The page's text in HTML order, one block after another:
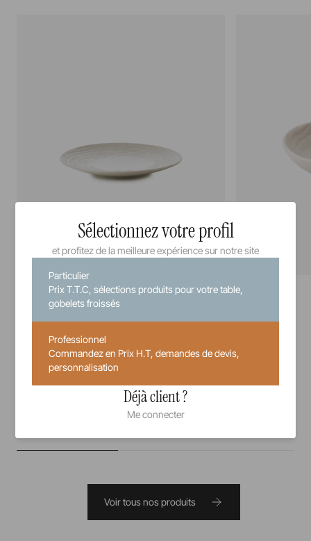
Arborescence
Assiette à dessert
Arborescence
Voir tous nos produits
Sélectionnez votre profil
et profitez de la meilleure expérience sur notre site
Particulier
Prix T.T.C, sélections produits pour votre table,
gobelets froissés
Professionnel
Commandez en Prix H.T, demandes de devis,
personnalisation
Déjà client ?
Me connecter